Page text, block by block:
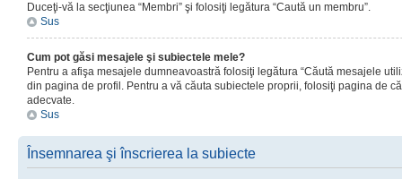
Duceţi-vă la secţiunea “Membri” şi folosiţi legătura “Caută un membru”.
Sus
Cum pot găsi mesajele şi subiectele mele?
Pentru a afişa mesajele dumneavoastră folosiţi legătura “Căută mesajele
din pagina de profil. Pentru a vă căuta subiectele proprii, folosiţi pagina de
adecvate.
Sus
Însemnarea şi înscrierea la subiecte